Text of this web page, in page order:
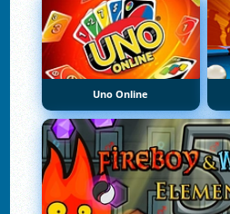
Uno Online